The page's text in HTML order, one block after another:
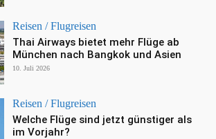
Reisen / Flugreisen
Thai Airways bietet mehr Flüge ab
München nach Bangkok und Asien
10. Juli 2026
Reisen / Flugreisen
Welche Flüge sind jetzt günstiger als
im Vorjahr?